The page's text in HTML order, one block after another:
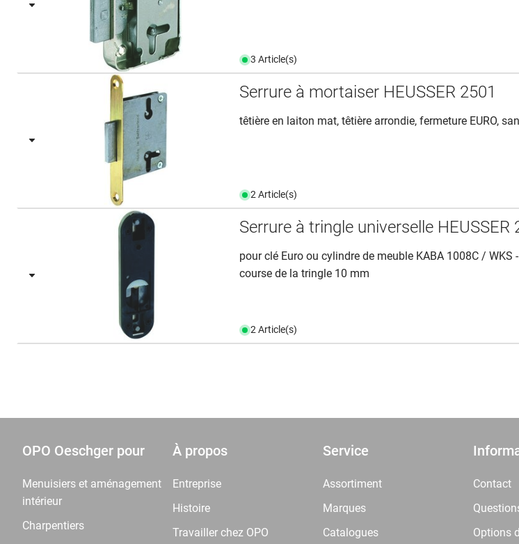
3 Article(s)
Serrure à mortaiser HEUSSER 2501
têtière en laiton mat, têtière arrondie, fermeture EURO,
2 Article(s)
Serrure à tringle universelle HEUSSER
pour clé Euro ou cylindre de meuble KABA 1008C / WKS
course de la tringle 10 mm
2 Article(s)
OPO Oeschger pour
Menuisiers et aménagement
intérieur
Charpentiers
À propos
Entreprise
Histoire
Travailler chez OPO
Service
Assortiment
Marques
Catalogues
Contact
Options